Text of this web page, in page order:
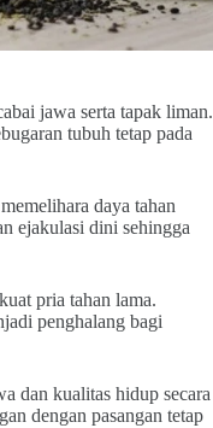
jawa serta tapak liman.
tubuh tetap pada
daya tahan
ejakulasi dini sehingga
pria tahan lama.
penghalang bagi
dan kualitas hidup secara
dengan pasangan tetap